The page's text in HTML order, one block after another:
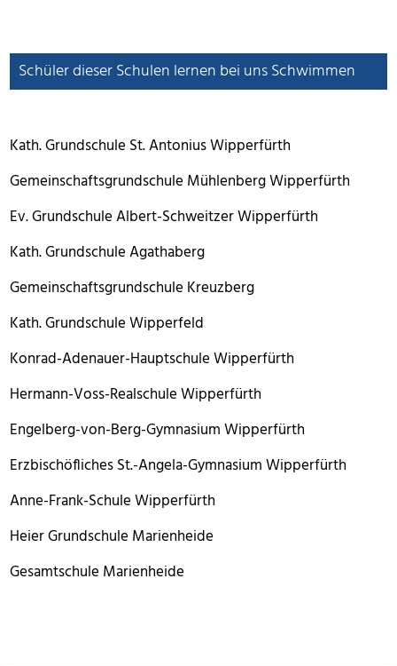
Schüler dieser Schulen lernen bei uns Schwimmen
Kath. Grundschule St. Antonius Wipperfürth
Gemeinschaftsgrundschule Mühlenberg Wipperfürth
Ev. Grundschule Albert-Schweitzer Wipperfürth
Kath. Grundschule Agathaberg
Gemeinschaftsgrundschule Kreuzberg
Kath. Grundschule Wipperfeld
Konrad-Adenauer-Hauptschule Wipperfürth
Hermann-Voss-Realschule Wipperfürth
Engelberg-von-Berg-Gymnasium Wipperfürth
Erzbischöfliches St.-Angela-Gymnasium Wipperfürth
Anne-Frank-Schule Wipperfürth
Heier Grundschule Marienheide
Gesamtschule Marienheide